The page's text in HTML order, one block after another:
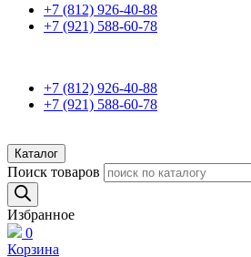
+7 (812) 926-40-88
+7 (921) 588-60-78
+7 (812) 926-40-88
+7 (921) 588-60-78
Каталог
Поиск товаров
Избранное
0
Корзина